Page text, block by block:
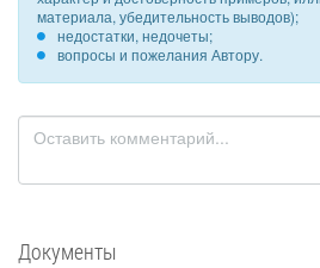
материала, убедительность выводов);
недостатки, недочеты;
вопросы и пожелания Автору.
Документы